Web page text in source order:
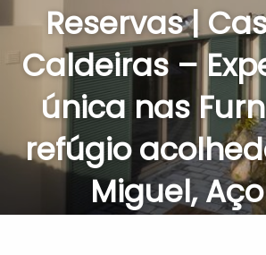
Reservas |
Caldeiras –
única nas
refúgio
Miguel,